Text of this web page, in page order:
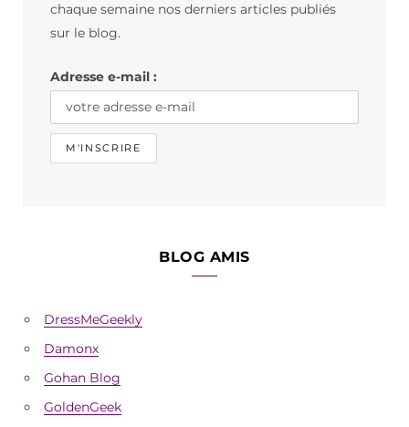
m
chaque semaine nos derniers articles publiés
sur le blog.
Adresse e-mail :
BLOG AMIS
DressMeGeekly
Damonx
Gohan Blog
GoldenGeek